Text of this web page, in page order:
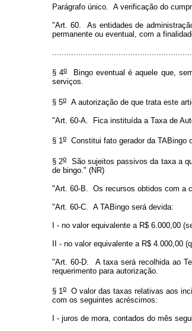
Parágrafo único. A verificação do
"Art. 60. As entidades de
permanente ou eventual, com a
§ 4oBingo eventual é aquele que,
serviços.
§ 5o A autorização de que trata este
"Art. 60-A. Fica instituída a Taxa de
§ 1o Constitui fato gerador da TABingo
§ 2oSão sujeitos passivos da taxa a
de bingo." (NR)
"Art. 60-B. Os recursos obtidos com a
"Art. 60-C. A TABingo será devida:
I - no valor equivalente a R$ 6.000,00
II - no valor equivalente a R$ 4.000,00
"Art. 60-D. A taxa será recolhida ao
requerimento para autorização.
§ 1o
O valor das taxas relativas aos
com os seguintes acréscimos:
I - juros de mora, contados do mês